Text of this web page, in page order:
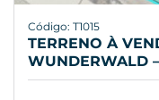
Código: T1015
TERRENO À
WUNDERWALD